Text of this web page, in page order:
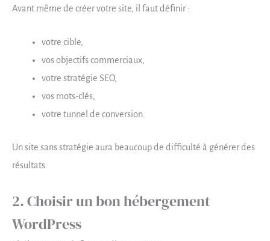
Avant même de créer votre site, il faut définir :
votre cible,
vos objectifs commerciaux,
votre stratégie SEO,
vos mots-clés,
votre tunnel de conversion.
Un site sans stratégie aura beaucoup de difficulté à générer des
résultats.
2. Choisir un bon hébergement
WordPress